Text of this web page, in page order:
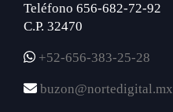
Teléfono 656-682-72-92
C.P. 32470
+52-656-383-25-28
buzon@nortedigital.mx